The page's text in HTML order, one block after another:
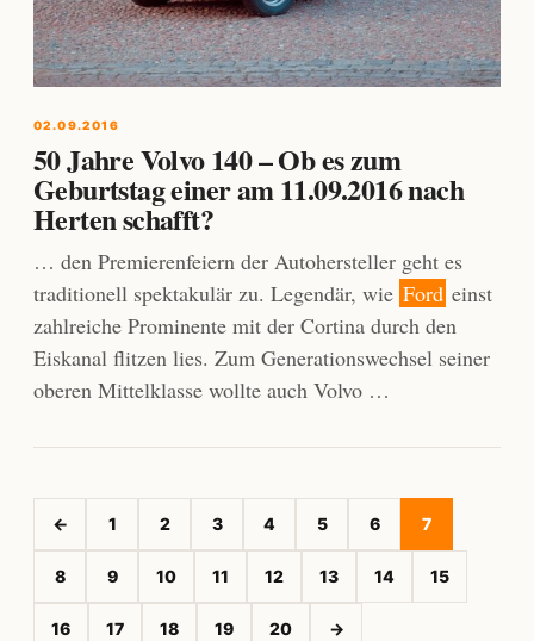
02.09.2016
50 Jahre Volvo 140 – Ob es zum
Geburtstag einer am 11.09.2016 nach
Herten schafft?
… den Premierenfeiern der Autohersteller geht es
traditionell spektakulär zu. Legendär, wie Ford einst
zahlreiche Prominente mit der Cortina durch den
Eiskanal flitzen lies. Zum Generationswechsel seiner
oberen Mittelklasse wollte auch Volvo …
← 1 2 3 4 5 6 7
8 9 10 11 12 13 14 15
16 17 18 19 20 →